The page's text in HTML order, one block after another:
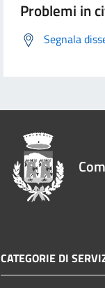
Problemi in
Segnala
CATEGORIE DI